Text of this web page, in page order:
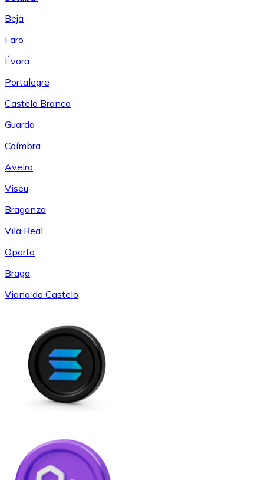
Beja
Faro
Évora
Portalegre
Castelo Branco
Guarda
Coímbra
Aveiro
Viseu
Braganza
Vila Real
Oporto
Braga
Viana do Castelo